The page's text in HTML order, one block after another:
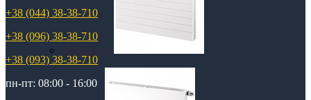
+38 (044) 38-38-710
+38 (096) 38-38-710
+38 (093) 38-38-710
пн-пт: 08:00 - 16:00